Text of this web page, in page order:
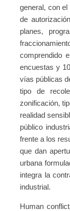
general, con
de
planes,
comprendido
encuestas y
vías públicas
tipo de
zonificación,
realidad
público
frente a los
que dan
urbana
integra la
industrial.
Human